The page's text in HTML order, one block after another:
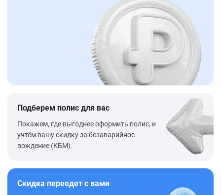
Подберем полис для вас
Покажем, где выгоднее оформить полис, и
учтём вашу скидку за безаварийное
вождение (КБМ).
Скидка переедет с вами